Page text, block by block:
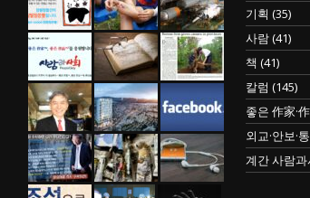
기획 (35)
사람(41)
책 (41)
칼럼 (145)
좋은 作家·
외교·안보·
계간 사람